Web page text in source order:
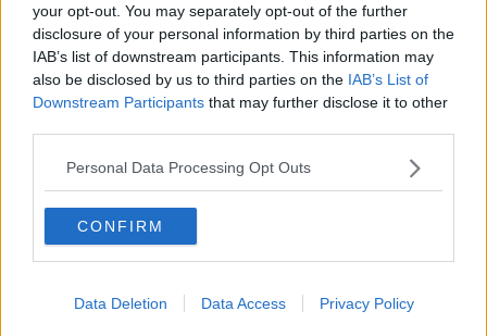
your opt-out. You may separately opt-out of the further
disclosure of your personal information by third parties on the
IAB’s list of downstream participants. This information may
also be disclosed by us to third parties on the IAB’s List of
Downstream Participants that may further disclose it to other
Personal Data Processing Opt Outs
CONFIRM
Data Deletion Data Access Privacy Policy
Gli rubarono il Ciao nel 1986, ritrovato oggi
I Granata ripartono da Giovannini e Indiani record
Scelgono la Medina e scampano alla strage
I granata battono un colpo, anzi tre
Dirty Soccer, prosciolto il Tuttocuoio
Il pareggio arriva a mezzanotte